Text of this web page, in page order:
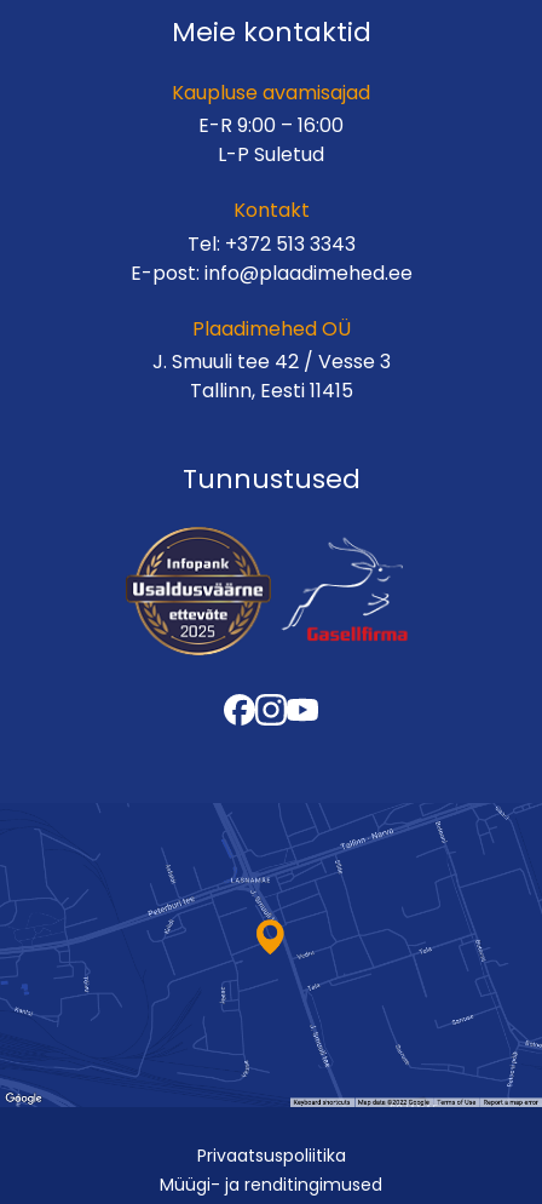
Meie kontaktid
Kaupluse avamisajad
E-R 9:00 – 16:00
L-P Suletud
Kontakt
Tel: +372 513 3343
E-post: info@plaadimehed.ee
Plaadimehed OÜ
J. Smuuli tee 42 / Vesse 3
Tallinn, Eesti 11415
Tunnustused
Privaatsuspoliitika
Müügi- ja renditingimused